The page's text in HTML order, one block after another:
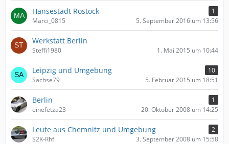
Hansestadt Rostock
1
Marci_0815
5. September 2016 um 13:56
Werkstatt Berlin
Steffi1980 1. Mai 2015 um 10:44
Leipzig und Umgebung
10
Sachse79
5. Februar 2015 um 18:51
Berlin
1
einefetza23
20. Oktober 2008 um 14:25
Leute aus Chemnitz und Umgebung
2
S2K-Rhf
3. September 2008 um 15:58